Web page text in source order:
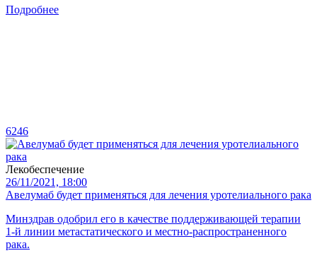
Подробнее
6246
Лекобеспечение
26/11/2021, 18:00
Авелумаб будет применяться для лечения уротелиального рака
Минздрав одобрил его в качестве поддерживающей терапии
1-й линии метастатического и местно-распространенного
рака.